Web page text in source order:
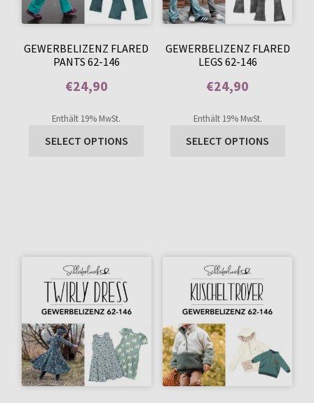
GEWERBELIZENZ FLARED
PANTS 62-146
€24,90
Enthält 19% MwSt.
SELECT OPTIONS
GEWERBELIZENZ FLARED
LEGS 62-146
€24,90
Enthält 19% MwSt.
SELECT OPTIONS